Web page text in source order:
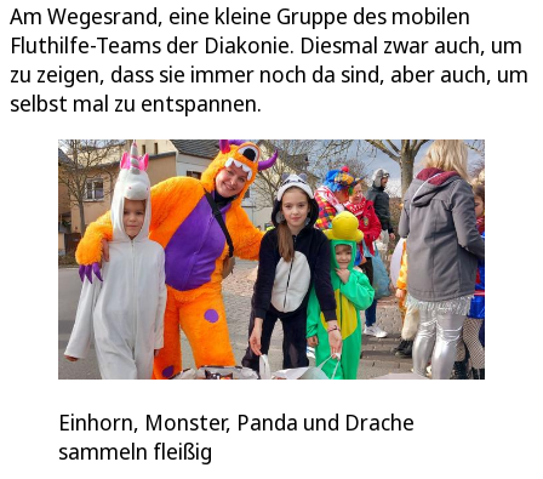
Am Wegesrand, eine kleine Gruppe des mobilen
Fluthilfe-Teams der Diakonie. Diesmal zwar auch, um
zu zeigen, dass sie immer noch da sind, aber auch, um
selbst mal zu entspannen.
Einhorn, Monster, Panda und Drache
sammeln fleißig